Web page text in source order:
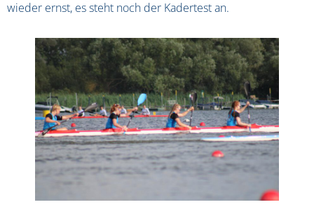
wieder ernst, es steht noch der Kadertest an.